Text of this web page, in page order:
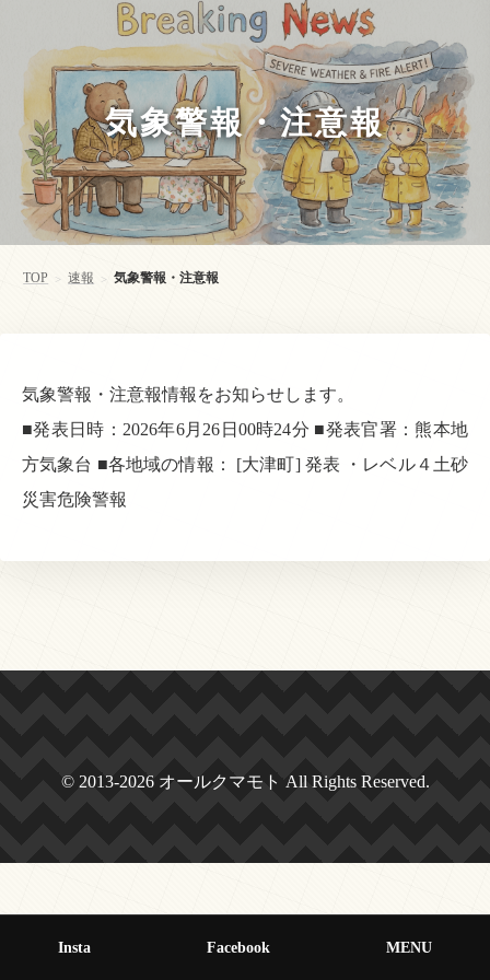
気象警報・注意報
TOP > 速報 > 気象警報・注意報
気象警報・注意報情報をお知らせします。
■発表日時：2026年6月26日00時24分 ■発表官署：熊本地
方気象台 ■各地域の情報： [大津町] 発表 ・レベル４土砂
災害危険警報
© 2013-2026 オールクマモト All Rights Reserved.
Insta Facebook MENU